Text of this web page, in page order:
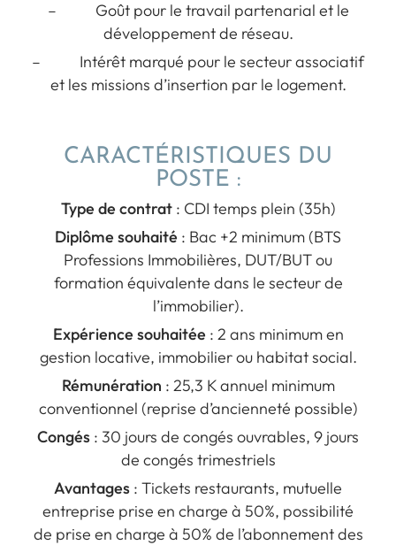
– Goût pour le travail partenarial et le
développement de réseau.
– Intérêt marqué pour le secteur associatif
et les missions d’insertion par le logement.
CARACTÉRISTIQUES DU
POSTE :
Type de contrat: CDI temps plein (35h)
Diplôme souhaité : Bac +2 minimum (BTS
Professions Immobilières, DUT/BUT ou
formation équivalente dans le secteur de
l’immobilier).
Expérience souhaitée : 2 ans minimum en
gestion locative, immobilier ou habitat social.
Rémunération : 25,3 K annuel minimum
conventionnel (reprise d’ancienneté possible)
Congés : 30 jours de congés ouvrables, 9 jours
de congés trimestriels
Avantages : Tickets restaurants, mutuelle
entreprise prise en charge à 50%, possibilité
de prise en charge à 50% de l’abonnement des